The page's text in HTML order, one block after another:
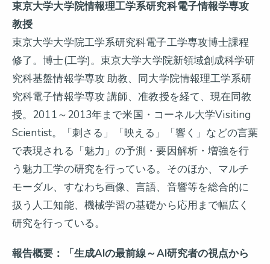
東京大学大学院情報理工学系研究科電子情報学専攻
教授
東京大学大学院工学系研究科電子工学専攻博士課程
修了。博士(工学)。東京大学大学院新領域創成科学研
究科基盤情報学専攻 助教、同大学院情報理工学系研
究科電子情報学専攻 講師、准教授を経て、現在同教
授。2011～2013年まで米国・コーネル大学Visiting
Scientist。「刺さる」「映える」「響く」などの言葉
で表現される「魅力」の予測・要因解析・増強を行
う魅力工学の研究を行っている。そのほか、マルチ
モーダル、すなわち画像、言語、音響等を総合的に
扱う人工知能、機械学習の基礎から応用まで幅広く
研究を行っている。
報告概要：「生成AIの最前線～AI研究者の視点から